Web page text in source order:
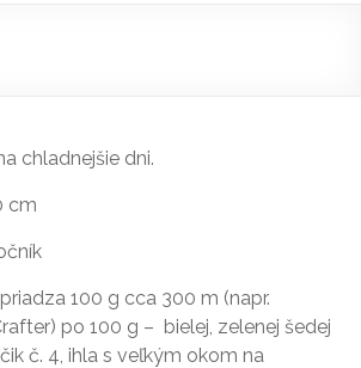
chladnejšie dni.
cm
100 g cca 300 m (napr.
po 100 g – bielej, zelenej šedej
č. 4, ihla s veľkým okom na